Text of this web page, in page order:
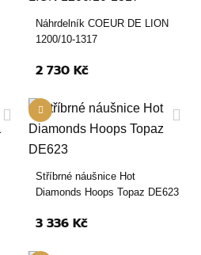
Náhrdelník COEUR DE LION
1200/10-1317
2 730 Kč
Stříbrné náušnice Hot
Diamonds Hoops Topaz DE623
3 336 Kč